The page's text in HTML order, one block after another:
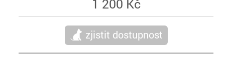
1 200 Kč
zjistit dostupnost